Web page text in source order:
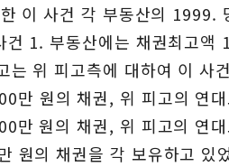
이 사건 각 부동산의 1999.
1. 부동산에는 채권최고액
위 피고측에 대하여 이 사
원의 채권, 위 피고의 연
원의 채권, 위 피고의 연대
의 채권을 각 보유하고 있